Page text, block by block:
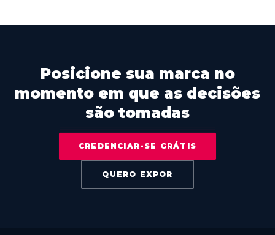
Posicione sua marca no
momento em que as decisões
são tomadas
CREDENCIAR-SE GRÁTIS
QUERO EXPOR